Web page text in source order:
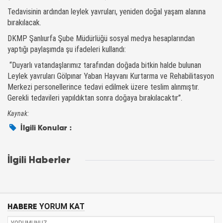
Tedavisinin ardından leylek yavruları, yeniden doğal yaşam alanına
bırakılacak.
DKMP Şanlıurfa Şube Müdürlüğü sosyal medya hesaplarından
yaptığı paylaşımda şu ifadeleri kullandı:
“Duyarlı vatandaşlarımız tarafından doğada bitkin halde bulunan
Leylek yavruları Gölpınar Yaban Hayvanı Kurtarma ve Rehabilitasyon
Merkezi personellerince tedavi edilmek üzere teslim alınmıştır.
Gerekli tedavileri yapıldıktan sonra doğaya bırakılacaktır”.
Kaynak:
İlgili Konular :
İlgili Haberler
HABERE YORUM KAT